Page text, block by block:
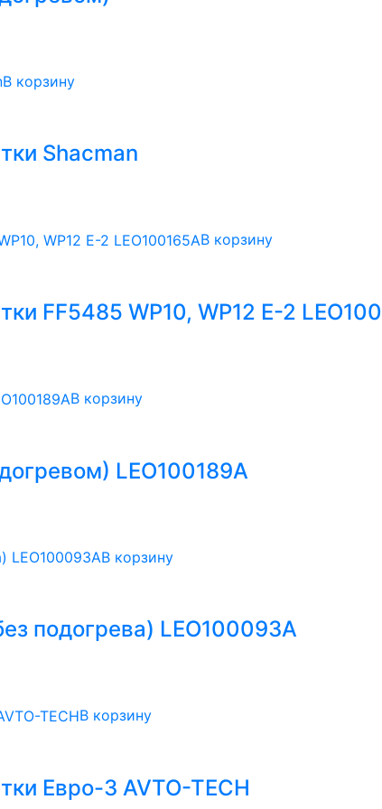
В корзину
Shacman
В корзину
FF5485 WP10, WP12 Е-2
В корзину
LEO100189A
В корзину
подогрева) LEO100093A
В корзину
Евро-3 AVTO-TECH